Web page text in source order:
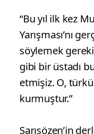
“Bu yıl ilk kez
Yarışması’nı
söylemek
gibi bir üstadı
etmişiz. O,
kurmuştur.”
Sarısözen’in